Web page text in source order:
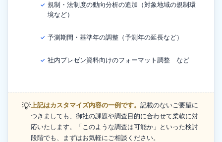
✓ 規制・法制度の動向分析の追加（対象地域の規制環
境など）
✓ 予測期間・基準年の調整（予測年の延長など）
✓ 社内プレゼン資料向けのフォーマット調整 など
💡上記はカスタマイズ内容の一例です。 記載のないご要望に
つきましても、御社の課題や調査目的に合わせて柔軟に対
応いたします。「このような調査は可能か」といった検討
段階でも、まずはお気軽にご相談ください。